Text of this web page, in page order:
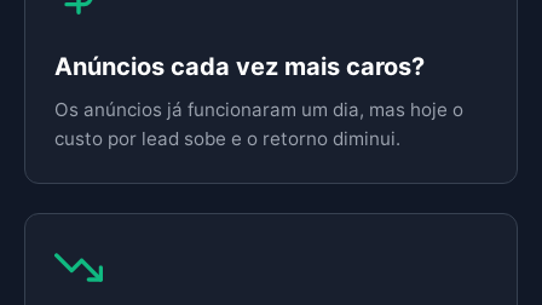
Anúncios cada vez mais caros?
Os anúncios já funcionaram um dia, mas hoje o
custo por lead sobe e o retorno diminui.